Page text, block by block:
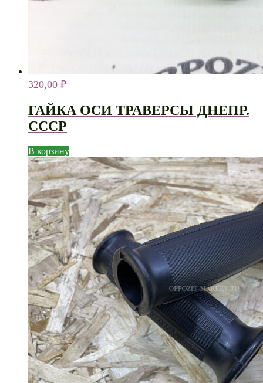
320,00 ₽
ГАЙКА ОСИ ТРАВЕРСЫ ДНЕПР.
СССР
В корзину